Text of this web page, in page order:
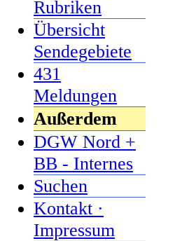
Rubriken
Übersicht
Sendegebiete
431
Meldungen
Außerdem
DGW Nord +
BB - Internes
Suchen
Kontakt ·
Impressum